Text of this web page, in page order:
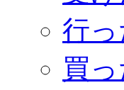
行っ
買っ